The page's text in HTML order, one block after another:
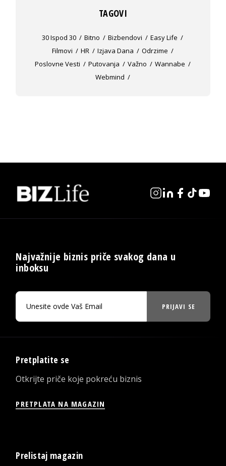
TAGOVI
30 Ispod 30 Bitno Bizbendovi
Easy Life
Filmovi
HR Izjava Dana
Odrzime
Poslovne Vesti
Putovanja Važno
Wannabe
Webmind
Najvažnije biznis priče svakog dana u
inboksu
PRIJAVI SE
Pretplatite se
Otkrijte priče koje pokreću biznis
PRETPLATA NA MAGAZIN
Prelistaj magazin